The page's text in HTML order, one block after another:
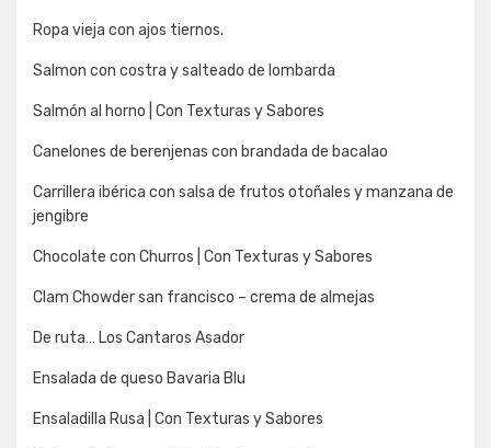
Ropa vieja con ajos tiernos.
Salmon con costra y salteado de lombarda
Salmón al horno | Con Texturas y Sabores
Canelones de berenjenas con brandada de bacalao
Carrillera ibérica con salsa de frutos otoñales y manzana de
jengibre
Chocolate con Churros | Con Texturas y Sabores
Clam Chowder san francisco – crema de almejas
De ruta… Los Cantaros Asador
Ensalada de queso Bavaria Blu
Ensaladilla Rusa | Con Texturas y Sabores